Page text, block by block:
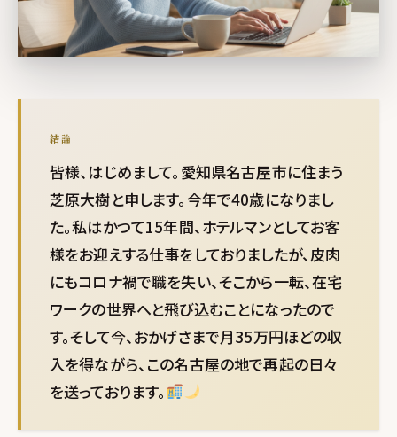
結論
皆様、はじめまして。愛知県名古屋市に住まう
芝原大樹と申します。今年で40歳になりまし
た。私はかつて15年間、ホテルマンとしてお客
様をお迎えする仕事をしておりましたが、皮肉
にもコロナ禍で職を失い、そこから一転、在宅
ワークの世界へと飛び込むことになったので
す。そして今、おかげさまで月35万円ほどの収
入を得ながら、この名古屋の地で再起の日々
を送っております。